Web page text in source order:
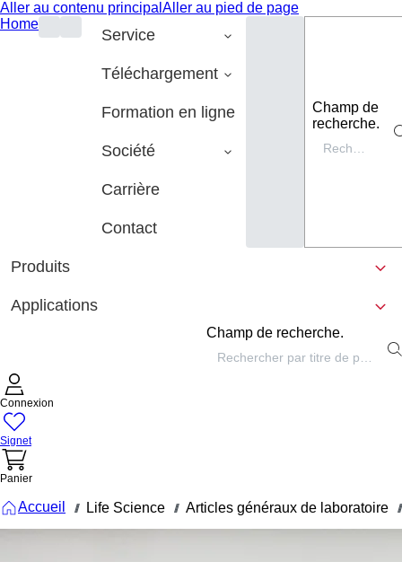
Aller au contenu principal Aller au pied de page
Home
Service
Téléchargement
Formation en ligne
Société
Carrière
Contact
Champ de
recherche.
Produits
Applications
Champ de recherche.
Connexion
Signet
Panier
Accueil /// Life Science /// Articles généraux de laboratoire ///